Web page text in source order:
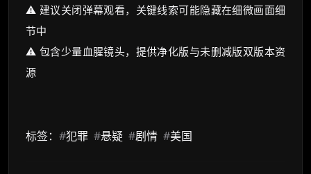
⚠️ 建议关闭弹幕观看，关键线索可能隐藏在细微画面细
节中
⚠️ 包含少量血腥镜头，提供净化版与未删减版双版本资
源
标签： #犯罪 #悬疑 #剧情 #美国